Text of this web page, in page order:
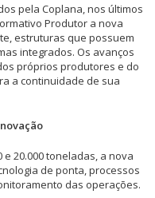
pela Coplana, nos últimos
Produtor a nova
estruturas que possuem
integrados. Os avanços
próprios produtores e do
a continuidade de sua
20.000 toneladas, a nova
de ponta, processos
das operações.